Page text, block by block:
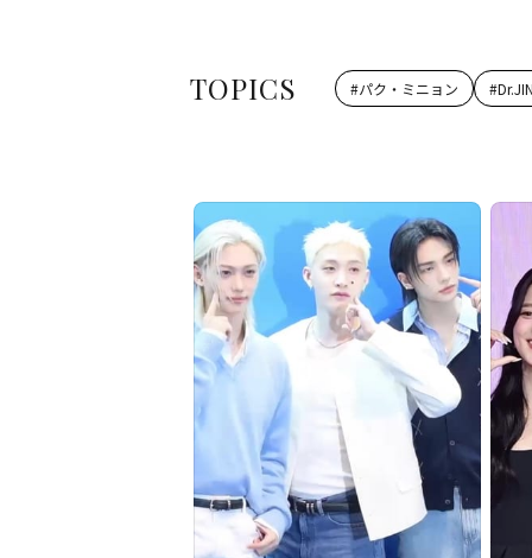
TOPICS #パク・ミニョン #